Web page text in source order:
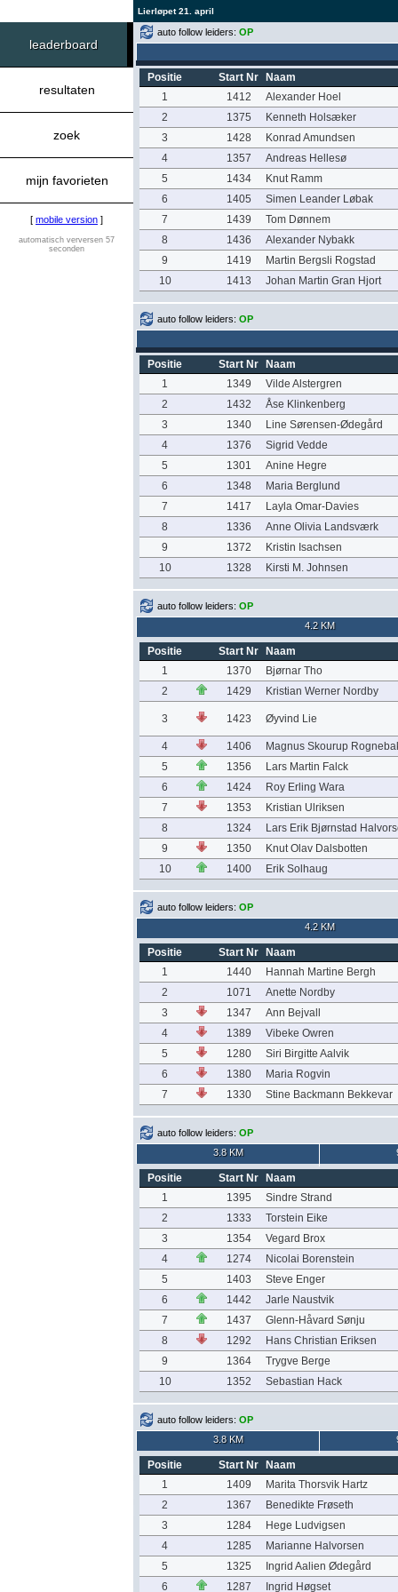
Lierløpet 21. april
leaderboard
resultaten
zoek
mijn favorieten
[ mobile version ]
automatisch verversen 57
seconden
auto follow leiders: OP
Positie Start Nr
Naam
1
1412
Alexander Hoel
2
1375
Kenneth Holsæker
3
1428
Konrad Amundsen
4
1357
Andreas Hellesø
5
1434
Knut Ramm
6
1405
Simen Leander Løbak
7
1439
Tom Dønnem
8
1436
Alexander Nybakk
9
1419
Martin Bergsli Rogstad
10
1413 Johan Martin Gran Hjort
auto follow leiders: OP
Positie Start Nr
Naam
1
1349
Vilde Alstergren
2
1432
Åse Klinkenberg
3
1340
Line Sørensen-Ødegård
4
1376
Sigrid Vedde
5
1301
Anine Hegre
6
1348
Maria Berglund
7
1417
Layla Omar-Davies
8
1336
Anne Olivia Landsværk
9
1372
Kristin Isachsen
10
1328 Kirsti M. Johnsen
auto follow leiders: OP
4.2 KM
Positie Start Nr
Naam
1
1370
Bjørnar Tho
2
1429 Kristian Werner Nordby
3 1423 Øyvind Lie
4 1406
Magnus Skourup
5
1356
Lars Martin Falck
6
1424
Roy Erling Wara
7
1353
Kristian Ulriksen
8
1324
Lars Erik Bjørnstad
9
1350
Knut Olav Dalsbotten
10
1400 Erik Solhaug
auto follow leiders: OP
4.2 KM
Positie Start Nr
Naam
1
1440
Hannah Martine Bergh
2
1071
Anette Nordby
3
1347
Ann Bejvall
4
1389
Vibeke Owren
5
1280
Siri Birgitte Aalvik
6
1380
Maria Rogvin
7
1330 Stine Backmann Bekkevar
auto follow leiders: OP
3.8 KM
Positie Start Nr
Naam
1
1395
Sindre Strand
2
1333
Torstein Eike
3
1354
Vegard Brox
4
1274
Nicolai Borenstein
5
1403
Steve Enger
6
1442
Jarle Naustvik
7
1437
Glenn-Håvard Sønju
8
1292
Hans Christian Eriksen
9
1364
Trygve Berge
10
1352 Sebastian Hack
auto follow leiders: OP
3.8 KM
Positie Start Nr
Naam
1
1409
Marita Thorsvik Hartz
2
1367
Benedikte Frøseth
3
1284
Hege Ludvigsen
4
1285
Marianne Halvorsen
5
1325
Ingrid Aalien Ødegård
6
1287 Ingrid Høgset